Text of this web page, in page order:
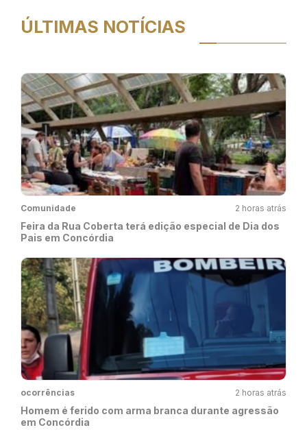
ÚLTIMAS NOTÍCIAS
Comunidade 2 horas atrás
Feira da Rua Coberta terá edição especial de Dia dos
Pais em Concórdia
ocorrências 2 horas atrás
Homem é ferido com arma branca durante agressão
em Concórdia